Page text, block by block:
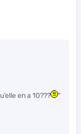
en a 10???
"